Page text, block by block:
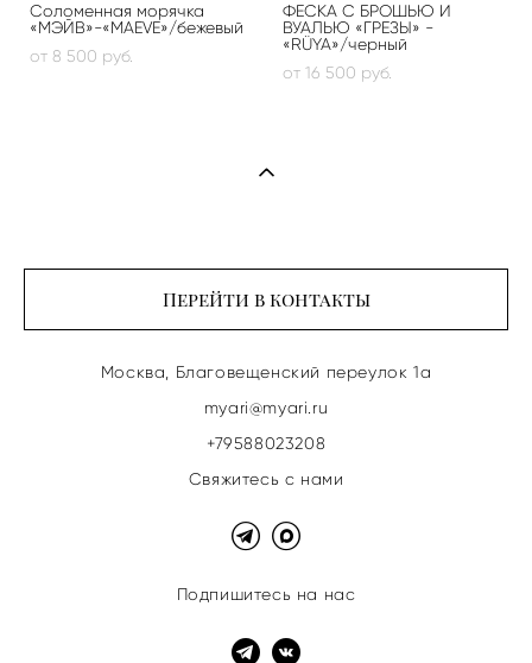
Соломенная морячка
«МЭЙВ»-«MAEVE»/бежевый
от 8 500 pуб.
ФЕСКА С БРОШЬЮ И
ВУАЛЬЮ «ГРЕЗЫ» -
«RÜYA»/черный
от 16 500 pуб.
Перейти в контакты
Москва, Благовещенский переулок 1а
myari@myari.ru
+79588023208
Свяжитесь с нами
Подпишитесь на нас